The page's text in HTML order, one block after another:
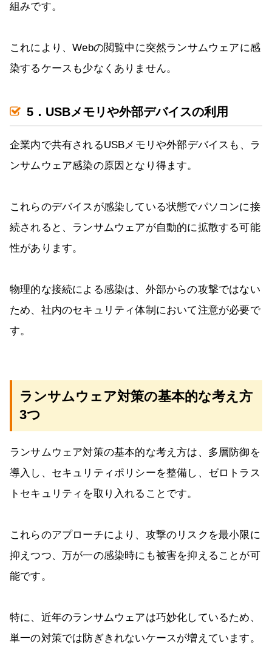
組みです。
これにより、Webの閲覧中に突然ランサムウェアに感
染するケースも少なくありません。
5．USBメモリや外部デバイスの利用
企業内で共有されるUSBメモリや外部デバイスも、ラ
ンサムウェア感染の原因となり得ます。
これらのデバイスが感染している状態でパソコンに接
続されると、ランサムウェアが自動的に拡散する可能
性があります。
物理的な接続による感染は、外部からの攻撃ではない
ため、社内のセキュリティ体制において注意が必要で
す。
ランサムウェア対策の基本的な考え方
3つ
ランサムウェア対策の基本的な考え方は、多層防御を
導入し、セキュリティポリシーを整備し、ゼロトラス
トセキュリティを取り入れることです。
これらのアプローチにより、攻撃のリスクを最小限に
抑えつつ、万が一の感染時にも被害を抑えることが可
能です。
特に、近年のランサムウェアは巧妙化しているため、
単一の対策では防ぎきれないケースが増えています。